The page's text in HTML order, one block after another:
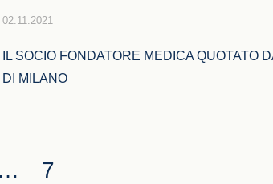
02.11.2021
IL SOCIO FONDATORE MEDICA QUOTATO
DI MILANO
… 7